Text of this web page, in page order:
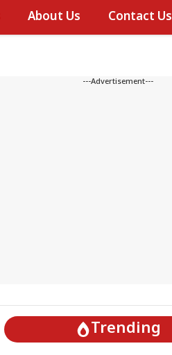
About Us Contact Us
---Advertisement---
Trending